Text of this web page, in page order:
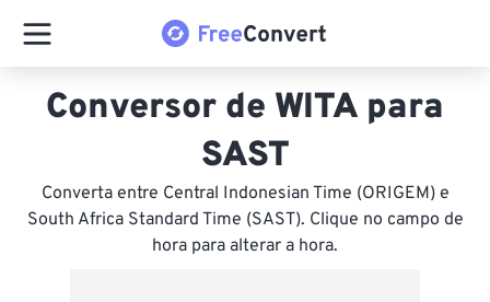
Conversor de WITA para
SAST
Converta entre Central Indonesian Time (ORIGEM) e
South Africa Standard Time (SAST). Clique no campo de
hora para alterar a hora.